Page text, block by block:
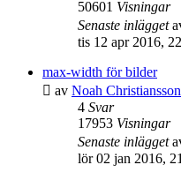
50601 Visningar
Senaste inlägget
tis 12 apr 2016,
max-width för bilder
av Noah Christiansson
4 Svar
17953 Visningar
Senaste inlägget
lör 02 jan 2016,